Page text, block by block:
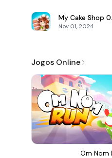
My Cake Shop
Nov 01, 2024
Jogos Online
Om Nom